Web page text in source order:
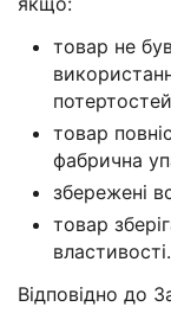
товар не
товар
фабрична
збережені
товар
властивості.
Відповідно до